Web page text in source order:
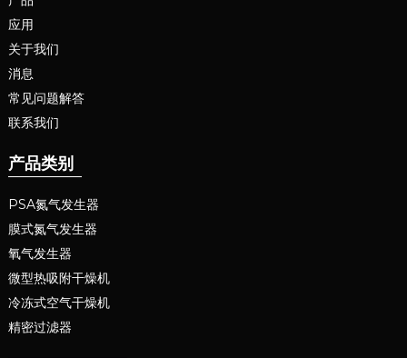
应用
关于我们
消息
常见问题解答
联系我们
产品类别
PSA氮气发生器
膜式氮气发生器
氧气发生器
微型热吸附干燥机
冷冻式空气干燥机
精密过滤器